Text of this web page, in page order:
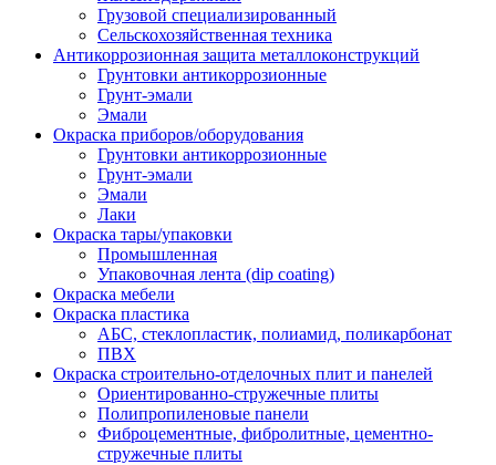
Грузовой специализированный
Сельскохозяйственная техника
Антикоррозионная защита металлоконструкций
Грунтовки антикоррозионные
Грунт-эмали
Эмали
Окраска приборов/оборудования
Грунтовки антикоррозионные
Грунт-эмали
Эмали
Лаки
Окраска тары/упаковки
Промышленная
Упаковочная лента (dip coating)
Окраска мебели
Окраска пластика
АБС, стеклопластик, полиамид, поликарбонат
ПВХ
Окраска строительно-отделочных плит и панелей
Ориентированно-стружечные плиты
Полипропиленовые панели
Фиброцементные, фибролитные, цементно-
стружечные плиты